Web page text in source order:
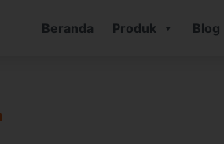
Beranda Produk Blog